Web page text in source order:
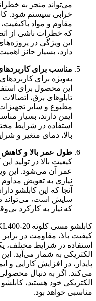
می‌تواند منجر به
مقاوم و مواد
که خطرات ناشی از
این ویژگی در
دارد، بسیار حائز
مناسب برای
به‌ویژه برای
این محصول برای
تابلوهای برق،
مطبوع و سایر
ایمن دارند، بسیار
استفاده در شرایط
بالا، دمای متغیر و
طول عمر بالا و کاهش
کیفیت بالا در تولید
عمر آن می‌شود. این
نیازی به تعویض مداوم
آنجا که این کابلشو
سایش است، می‌تواند
که نیاز به کارکرد
کیفیت بالا، مقاومت در
استفاده در شرایط مختلف،
الکتریکی به شمار می‌آید.
پایدار، در افزایش کارایی
می‌کند. اگر به دنبال محصولی
مناسبی خواهد بود.